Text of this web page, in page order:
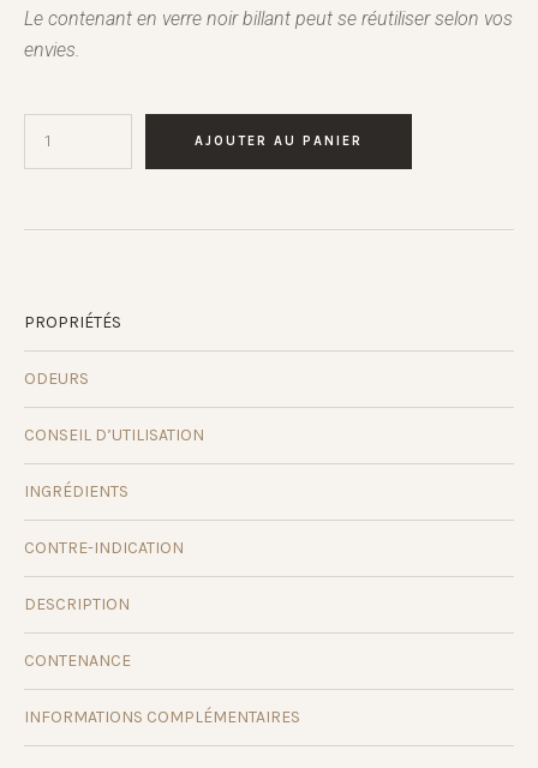
Le contenant en verre noir billant peut se réutiliser selon vos
envies.
AJOUTER AU PANIER
PROPRIÉTÉS
ODEURS
CONSEIL D’UTILISATION
INGRÉDIENTS
CONTRE-INDICATION
DESCRIPTION
CONTENANCE
INFORMATIONS COMPLÉMENTAIRES